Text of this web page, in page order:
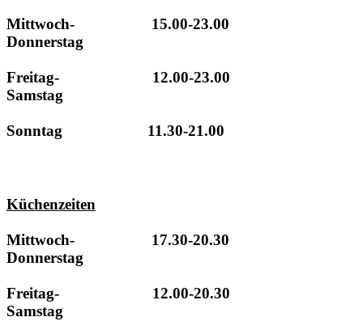
Mittwoch- 15.00-23.00
Donnerstag
Freitag- 12.00-23.00
Samstag
Sonntag 11.30-21.00
Küchenzeiten
Mittwoch- 17.30-20.30
Donnerstag
Freitag- 12.00-20.30
Samstag